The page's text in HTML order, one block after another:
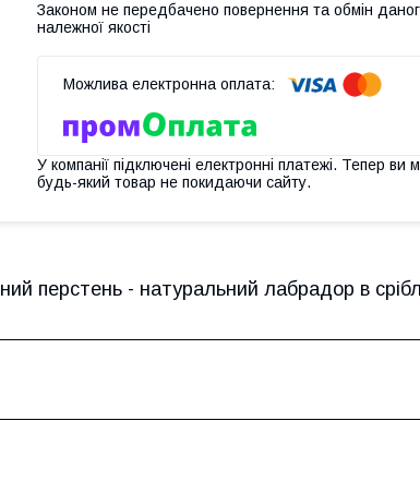
Законом не передбачено повернення та обмін
належної якості
У компанії підключені електронні платежі. Тепер ви
будь-який товар не покидаючи сайту.
перстень - натуральний лабрадор в